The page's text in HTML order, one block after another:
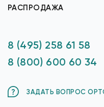
РАСПРОДАЖА
8 (495) 258 61 58
8 (800) 600 60 34
ЗАДАТЬ ВОПРОС